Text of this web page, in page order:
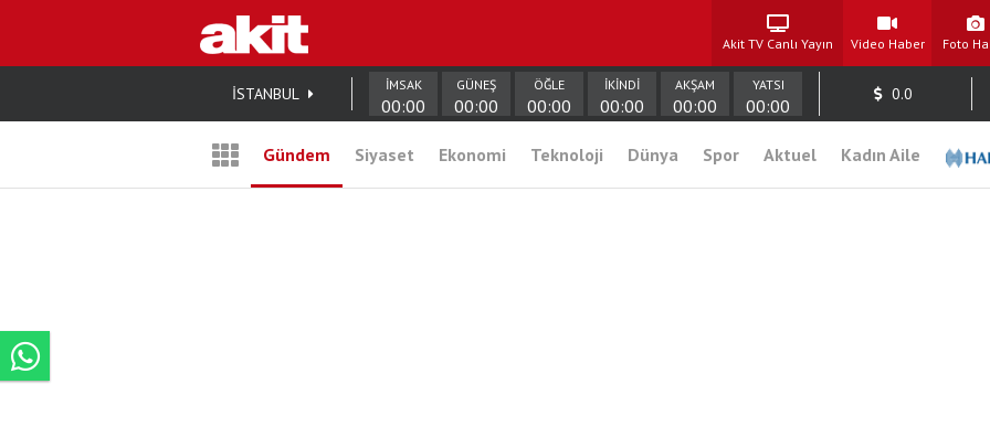
Akit TV Canlı Yayın Video Haber Foto
İSTANBUL İMSAK
00:00
GÜNEŞ
00:00
ÖĞLE
00:00
İKİNDİ
00:00
AKŞAM
00:00
YATSI
00:00
0.0
Gündem Siyaset Ekonomi Teknoloji Dünya Spor Aktuel Kadın Aile